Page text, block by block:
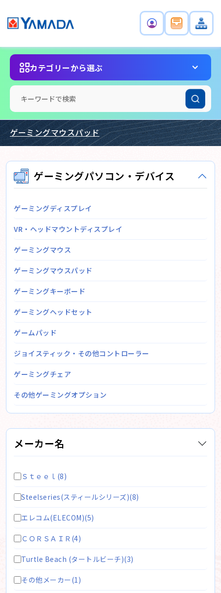
カテゴリーから選ぶ
ゲーミングマウスパッド
ゲーミングパソコン・デバイス
ゲーミングディスプレイ
VR・ヘッドマウントディスプレイ
ゲーミングマウス
ゲーミングマウスパッド
ゲーミングキーボード
ゲーミングヘッドセット
ゲームパッド
ジョイスティック・その他コントローラー
ゲーミングチェア
その他ゲーミングオプション
メーカー名
Ｓｔｅｅｌ(8)
Steelseries(スティールシリーズ)(8)
エレコム(ELECOM)(5)
ＣＯＲＳＡＩＲ(4)
Turtle Beach (タートルビーチ)(3)
その他メーカー(1)